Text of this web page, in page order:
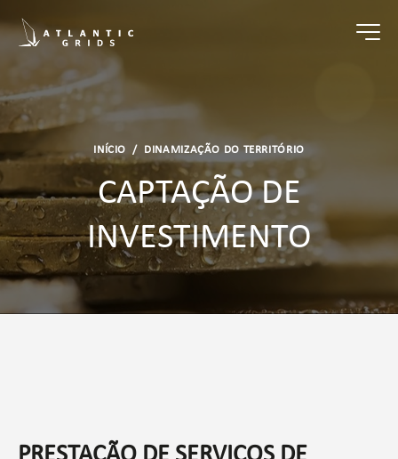
INÍCIO / DINAMIZAÇÃO DO TERRITÓRIO
CAPTAÇÃO DE
INVESTIMENTO